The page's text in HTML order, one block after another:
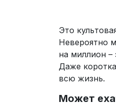
Это
Невероятно
на миллион
Даже
всю жизнь.
Может